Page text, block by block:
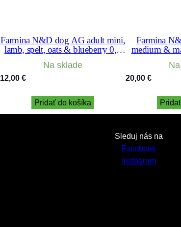
Farmina N&D dog AG adult mini,
lamb, spelt, oats & blueberry 0,8
Na sklade
12,00 €
Pridať do košíka
Farmina
medium &
20,00 €
Sleduj nás na
Facebook
Instagram